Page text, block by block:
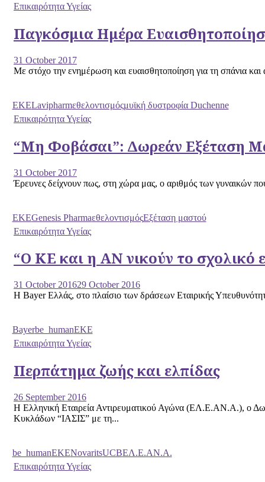
Επικαιρότητα Υγείας
Παγκόσμια Ημέρα
31 October 2017
Με στόχο την ενημέρωση και ευαισθητοποίηση για τη σπάνια
EKELavipharmεθελοντισμόςμυϊκή δυστροφία Duchenne
Επικαιρότητα Υγείας
“Μη Φοβάσαι”: Δωρεάν Εξέταση
31 October 2017
Έρευνες δείχνουν πως, στη χώρα μας, ο αριθμός των γυναικών
EKEGenesis PharmaεθελοντισμόςΕξέταση μαστού
Επικαιρότητα Υγείας
“Ο ΚΕ και η ΑΝ νικούν το σχολικό
31 October 201629 October 2016
Η Bayer Ελλάς, στο πλαίσιο των δράσεων Εταιρικής
Bayerbe_humanEKE
Επικαιρότητα Υγείας
Περπάτημα ζωής και ελπίδας
26 September 2016
Η Ελληνική Εταιρεία Αντιρευματικού Αγώνα (ΕΛ.Ε.ΑΝ.Α.), ο
Κυκλάδων “ΙΑΣΙΣ” με τη...
be_humanEKENovaritsUCBΕΛ.Ε.ΑΝ.Α.
Επικαιρότητα Υγείας